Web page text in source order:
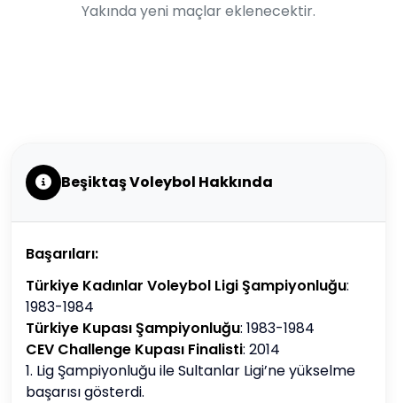
Yakında yeni maçlar eklenecektir.
Beşiktaş Voleybol Hakkında
Başarıları:
Türkiye Kadınlar Voleybol Ligi Şampiyonluğu:
1983-1984
Türkiye Kupası Şampiyonluğu: 1983-1984
CEV Challenge Kupası Finalisti: 2014
1. Lig Şampiyonluğu ile Sultanlar Ligi’ne yükselme
başarısı gösterdi.